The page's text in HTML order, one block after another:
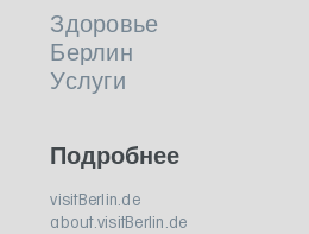
Здоровье
Берлин
Услуги
Подробнее
visitBerlin.de
about.visitBerlin.de